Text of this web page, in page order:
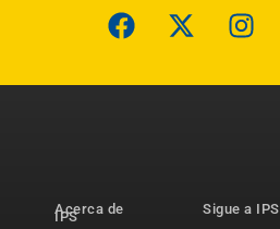
Acerca de
IPS
Sigue a IPS